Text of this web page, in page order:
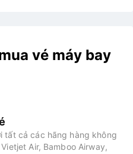
vé máy bay
tất cả các hãng hàng không
Air, Bamboo Airway,